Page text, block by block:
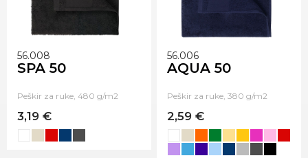
56.008
SPA 50
Peškir za ruke, 480 g/m2
3,19 €
56.006
AQUA 50
Peškir za ruke, 380 g/m2
2,59 €